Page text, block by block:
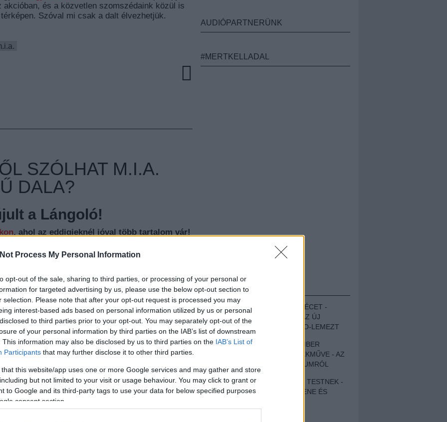
Process My Personal Information
opt-out of the sale, sharing to third parties, or processing of your personal or
for targeted advertising by us, please use the below opt-out section to
selection. Please note that after your opt-out request is processed you may
interest-based ads based on personal information utilized by us or personal
to third parties prior to your opt-out. You may separately opt-out of the
of your personal information by third parties on the IAB’s list of downstream
This information may also be disclosed by us to third parties on the IAB’s List of
Participants that may further disclose it to other third parties.
that this website/app uses one or more Google services and may gather and store
but not limited to your visit or usage behaviour. You may click to grant or
to Google and its third-party tags to use your data for below specified purposes
consent section.
és a közvetlen szomszédaink közül is
Szóval mi csak a dalt élvezhetjük.
SZÓLHAT M.I.A.
DALA?
a Lángoló!
, ahol az eddigieknél jóval több tartalom vár!
AUDIÓPARTNERÜNK
#MERTKELLADAL
EZT HALLGASD!
MEGUGROTTÁK A LÉCET -
MEGHALLGATTUK AZ ÚJ
PROTEST THE HERO-LEMEZT
EGY DÜHÖS VÉNEMBER
UNIVERZÁLIS REMEKMŰVE - AZ
ÚJ BOB DYLAN-ALBUMRÓL
ZENE LÉLEKNEK ÉS TESTNEK -
AUTENTIKUS NÉPZENE ÉS